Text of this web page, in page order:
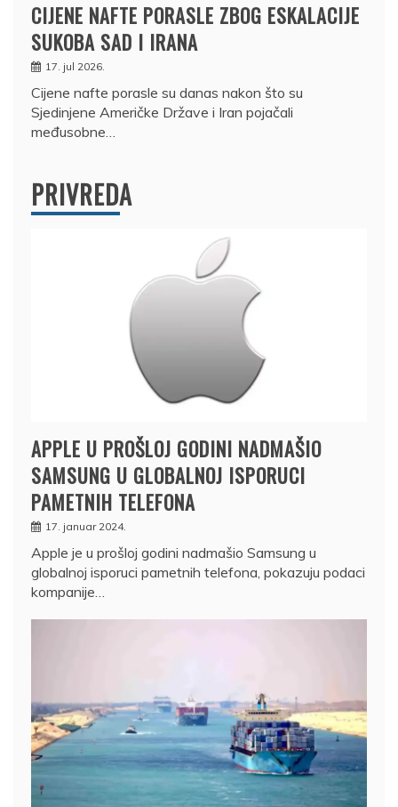
CIJENE NAFTE PORASLE ZBOG ESKALACIJE
SUKOBA SAD I IRANA
17. jul 2026.
Cijene nafte porasle su danas nakon što su
Sjedinjene Američke Države i Iran pojačali
međusobne…
PRIVREDA
APPLE U PROŠLOJ GODINI NADMAŠIO
SAMSUNG U GLOBALNOJ ISPORUCI
PAMETNIH TELEFONA
17. januar 2024.
Apple je u prošloj godini nadmašio Samsung u
globalnoj isporuci pametnih telefona, pokazuju podaci
kompanije…